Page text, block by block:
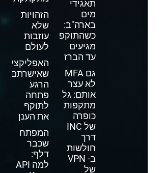
תאגידי
מים
בארה"ב:
כשהתוקפים
מגיעים
עד הברז
גם MFA
לא עצר
אותם: גל
מתקפות
כופרה
של INC
דרך
חולשות
ב- VPN
של
הזהויות
שלא
עוזבות
לעולם
האפליקציה
שאישרתם
הרגע
פתחה
לתוקף
את הענן
המפתח
שכבר
דלף:
למה API